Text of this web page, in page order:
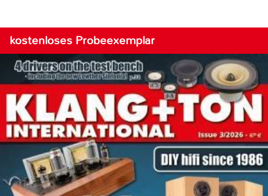
kostenloses Probeexemplar